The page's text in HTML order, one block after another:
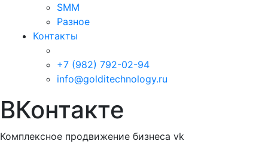
SMM
Разное
Контакты
+7 (982) 792-02-94
info@golditechnology.ru
ВКонтакте
Комплексное продвижение бизнеса vk